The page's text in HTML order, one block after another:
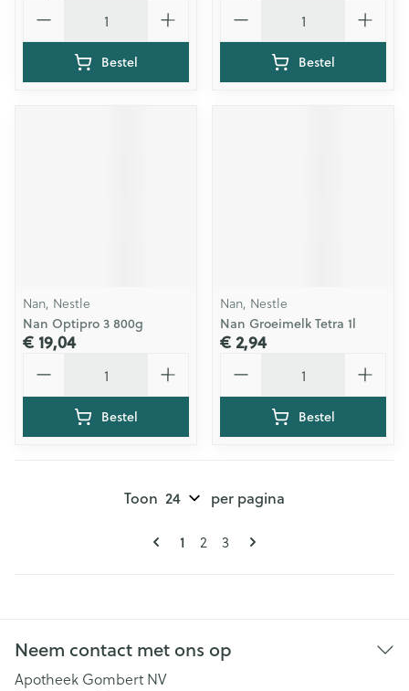
Bestel Bestel
Nan, Nestle
Nan Optipro 3 800g
€ 19,04
Bestel
Nan, Nestle
Nan Groeimelk Tetra 1l
€ 2,94
Bestel
Pagina's
U lees momenteel pagina
1 Pagina
2 Pagina
3
Toon per pagina
Neem contact met ons op
Apotheek Gombert NV